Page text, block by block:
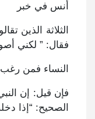
أنس في خبر
الثلاثة الذين
فقال: ” لكني
النساء فمن
فإن قيل: إن
الصحيح: “إذا